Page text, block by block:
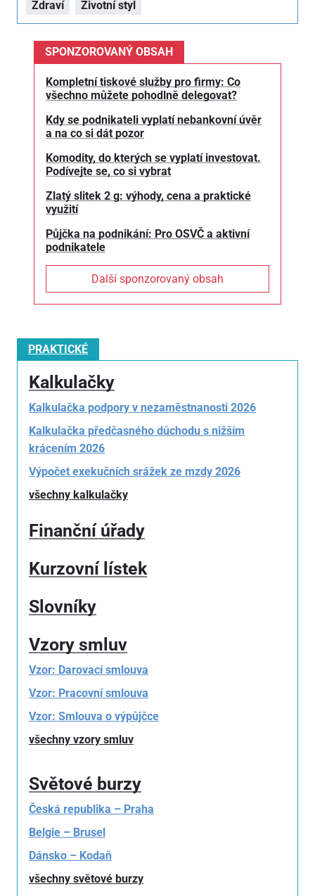
Zdraví Životní styl
SPONZOROVANÝ OBSAH
Kompletní tiskové služby pro firmy: Co
všechno můžete pohodlně delegovat?
Kdy se podnikateli vyplatí nebankovní úvěr
a na co si dát pozor
Komodity, do kterých se vyplatí investovat.
Podívejte se, co si vybrat
Zlatý slitek 2 g: výhody, cena a praktické
využití
Půjčka na podnikání: Pro OSVČ a aktivní
podnikatele
Další sponzorovaný obsah
PRAKTICKÉ
Kalkulačky
Kalkulačka podpory v nezaměstnanosti 2026
Kalkulačka předčasného důchodu s nižším
krácením 2026
Výpočet exekučních srážek ze mzdy 2026
všechny kalkulačky
Finanční úřady
Kurzovní lístek
Slovníky
Vzory smluv
Vzor: Darovací smlouva
Vzor: Pracovní smlouva
Vzor: Smlouva o výpůjčce
všechny vzory smluv
Světové burzy
Česká republika – Praha
Belgie – Brusel
Dánsko – Kodaň
všechny světové burzy